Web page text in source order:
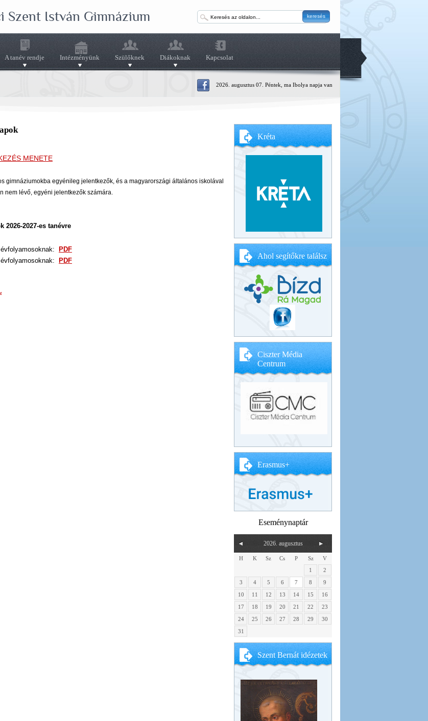
Szent István Gimnázium keresés
A tanév rendje Intézményünk Szülőknek Diákoknak Kapcsolat
2026. augusztus 07. Péntek, ma Ibolya napja van
MENETE
gimnáziumokba egyénileg jelentkezők, és a magyarországi általános iskolával
nem lévő, egyéni jelentkezők számára.
2026-2027-es tanévre
PDF
PDF
Kréta
Ahol segítőkre találsz
Ciszter Média
Centrum
Erasmus+
Eseménynaptár
2026. augusztus
H K Sz Cs P Sz
V
1
2
3
4 5 6 7 8
9
10
11 12 13 14 15
16
17
18 19 20 21 22
23
24
25 26 27 28 29
30
31
Szent Bernát idézetek